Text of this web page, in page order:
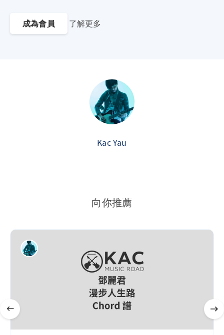
成為會員 了解更多
Kac Yau
向你推薦